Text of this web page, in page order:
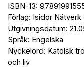
ISBN-13:
Förlag: Isidor Nätverk
Utgivningsdatum:
Språk: Engelska
Nyckelord: Katolsk
och liv